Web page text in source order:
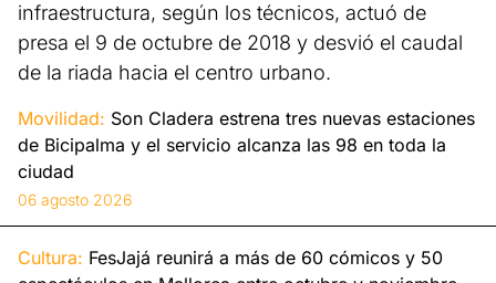
infraestructura, según los técnicos, actuó de
presa el 9 de octubre de 2018 y desvió el caudal
de la riada hacia el centro urbano.
Movilidad: Son Cladera estrena tres nuevas estaciones
de Bicipalma y el servicio alcanza las 98 en toda la
ciudad
06 agosto 2026
Cultura: FesJajá reunirá a más de 60 cómicos y 50